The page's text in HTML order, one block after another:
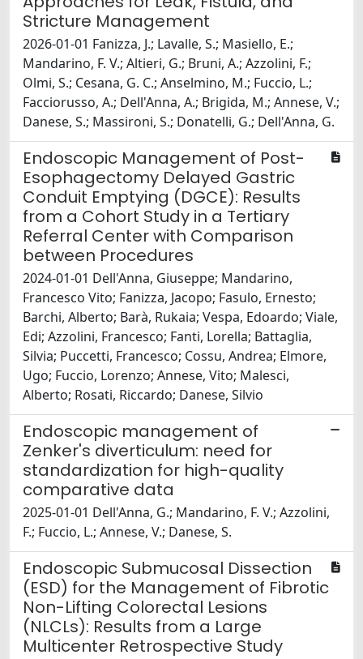
Stricture Management
2026-01-01 Fanizza, J.; Lavalle, S.; Masiello, E.;
Mandarino, F. V.; Altieri, G.; Bruni, A.; Azzolini, F.;
Olmi, S.; Cesana, G. C.; Anselmino, M.; Fuccio, L.;
Facciorusso, A.; Dell'Anna, A.; Brigida, M.; Annese, V.;
Danese, S.; Massironi, S.; Donatelli, G.; Dell'Anna, G.
Endoscopic Management of Post-
Esophagectomy Delayed Gastric
Conduit Emptying (DGCE): Results
from a Cohort Study in a Tertiary
Referral Center with Comparison
between Procedures
2024-01-01 Dell'Anna, Giuseppe; Mandarino,
Francesco Vito; Fanizza, Jacopo; Fasulo, Ernesto;
Barchi, Alberto; Barà, Rukaia; Vespa, Edoardo; Viale,
Edi; Azzolini, Francesco; Fanti, Lorella; Battaglia,
Silvia; Puccetti, Francesco; Cossu, Andrea; Elmore,
Ugo; Fuccio, Lorenzo; Annese, Vito; Malesci,
Alberto; Rosati, Riccardo; Danese, Silvio
Endoscopic management of
Zenker's diverticulum: need for
standardization for high-quality
comparative data
2025-01-01 Dell'Anna, G.; Mandarino, F. V.; Azzolini,
F.; Fuccio, L.; Annese, V.; Danese, S.
Endoscopic Submucosal Dissection
(ESD) for the Management of Fibrotic
Non-Lifting Colorectal Lesions
(NLCLs): Results from a Large
Multicenter Retrospective Study